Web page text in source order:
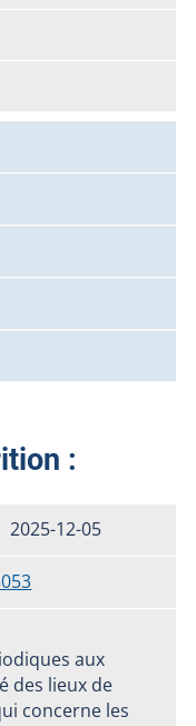
:
2025-12-05
aux
des lieux de
concerne les